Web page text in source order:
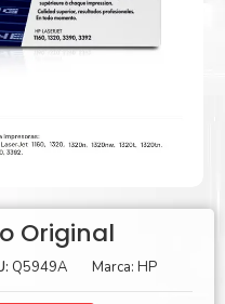
Original
Q5949A Marca: HP